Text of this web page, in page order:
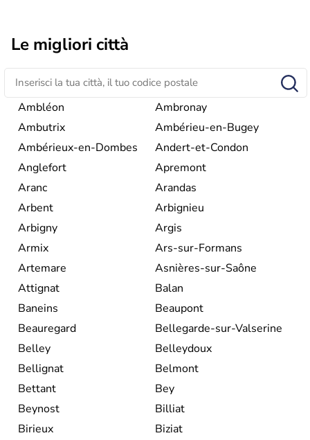
Le migliori città
Ambléon
Ambronay
Ambutrix
Ambérieu-en-Bugey
Ambérieux-en-Dombes
Andert-et-Condon
Anglefort
Apremont
Aranc
Arandas
Arbent
Arbignieu
Arbigny
Argis
Armix
Ars-sur-Formans
Artemare
Asnières-sur-Saône
Attignat
Balan
Baneins
Beaupont
Beauregard
Bellegarde-sur-Valserine
Belley
Belleydoux
Bellignat
Belmont
Bettant
Bey
Beynost
Billiat
Birieux
Biziat